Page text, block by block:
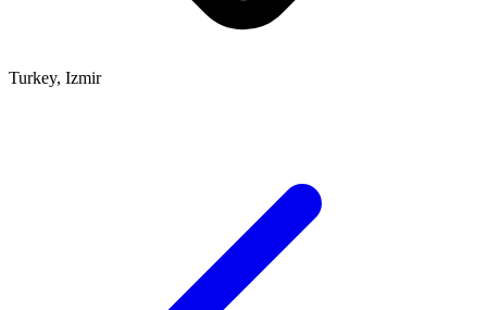
Turkey, Izmir